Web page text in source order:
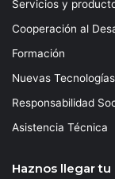
Servicios y
Cooperación al
Formación
Nuevas Tecnologías
Responsabilidad
Asistencia Técnica
Haznos llegar